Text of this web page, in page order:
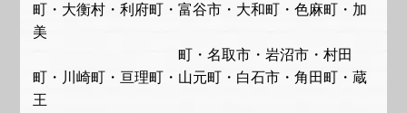
町・大衡村・利府町・富谷市・大和町・色麻町・加
美
町・名取市・岩沼市・村田
町・川崎町・亘理町・山元町・白石市・角田町・蔵
王